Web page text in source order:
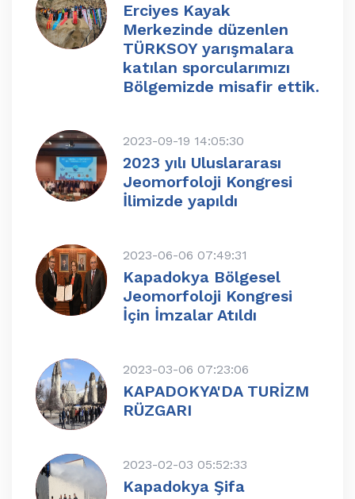
Erciyes Kayak
Merkezinde düzenlen
TÜRKSOY yarışmalara
katılan sporcularımızı
Bölgemizde misafir ettik.
2023-09-19 14:05:30
2023 yılı Uluslararası
Jeomorfoloji Kongresi
İlimizde yapıldı
2023-06-06 07:49:31
Kapadokya Bölgesel
Jeomorfoloji Kongresi
İçin İmzalar Atıldı
2023-03-06 07:23:06
KAPADOKYA'DA TURİZM
RÜZGARI
2023-02-03 05:52:33
Kapadokya Şifa